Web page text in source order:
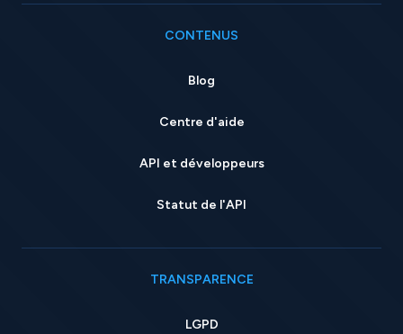
CONTENUS
Blog
Centre d'aide
API et développeurs
Statut de l'API
TRANSPARENCE
LGPD